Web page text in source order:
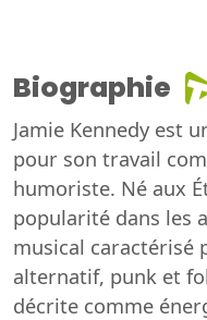
Biographie
Jamie Kennedy est
pour son travail
humoriste. Né aux
popularité dans les
musical caractérisé
alternatif, punk et
décrite comme